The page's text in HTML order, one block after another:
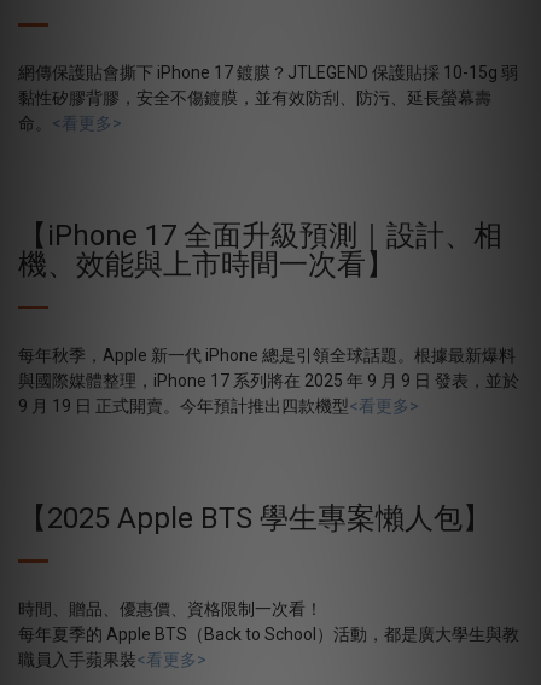
網傳保護貼會撕下 iPhone 17 鍍膜？JTLEGEND 保護貼採 10-15g 弱
黏性矽膠背膠，安全不傷鍍膜，並有效防刮、防污、延長螢幕壽
命。 <看更多>
【iPhone 17 全面升級預測｜設計、相
機、效能與上市時間一次看】
每年秋季，Apple 新一代 iPhone 總是引領全球話題。根據最新爆料
與國際媒體整理，iPhone 17 系列將在 2025 年 9 月 9 日 發表，並於
9 月 19 日 正式開賣。今年預計推出四款機型<看更多>
【2025 Apple BTS 學生專案懶人包】
時間、贈品、優惠價、資格限制一次看！
每年夏季的 Apple BTS（Back to School）活動，都是廣大學生與教
職員入手蘋果裝<看更多>